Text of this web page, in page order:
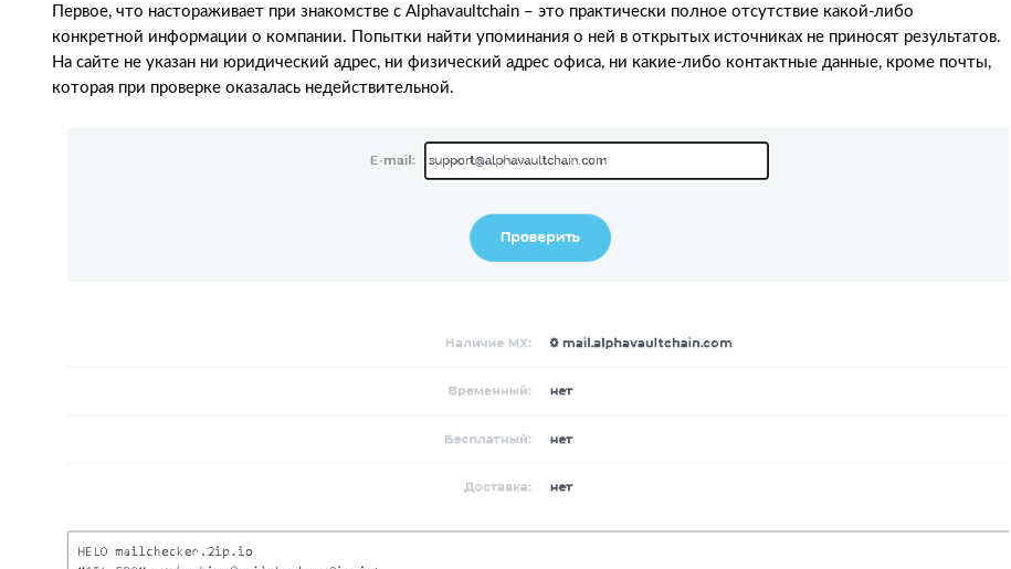
Первое, что настораживает при знакомстве с Alphavaultchain – это практически полное отсутствие какой-либо
конкретной информации о компании. Попытки найти упоминания о ней в открытых источниках не приносят результатов.
На сайте не указан ни юридический адрес, ни физический адрес офиса, ни какие-либо контактные данные, кроме почты,
которая при проверке оказалась недействительной.